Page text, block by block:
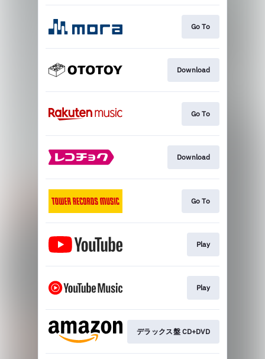
Go To
Download
Go To
Download
Go To
Play
Play
デラックス盤 CD+DVD